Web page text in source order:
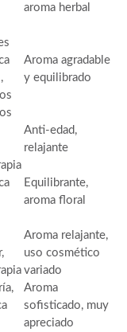
aroma herbal
Aroma agradable
y equilibrado
Anti-edad,
relajante
Equilibrante,
aroma floral
Aroma relajante,
uso cosmético
variado
Aroma
sofisticado, muy
apreciado